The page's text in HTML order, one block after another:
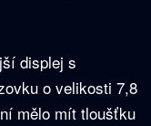
displej s
o velikosti 7,8
mělo mít tloušťku